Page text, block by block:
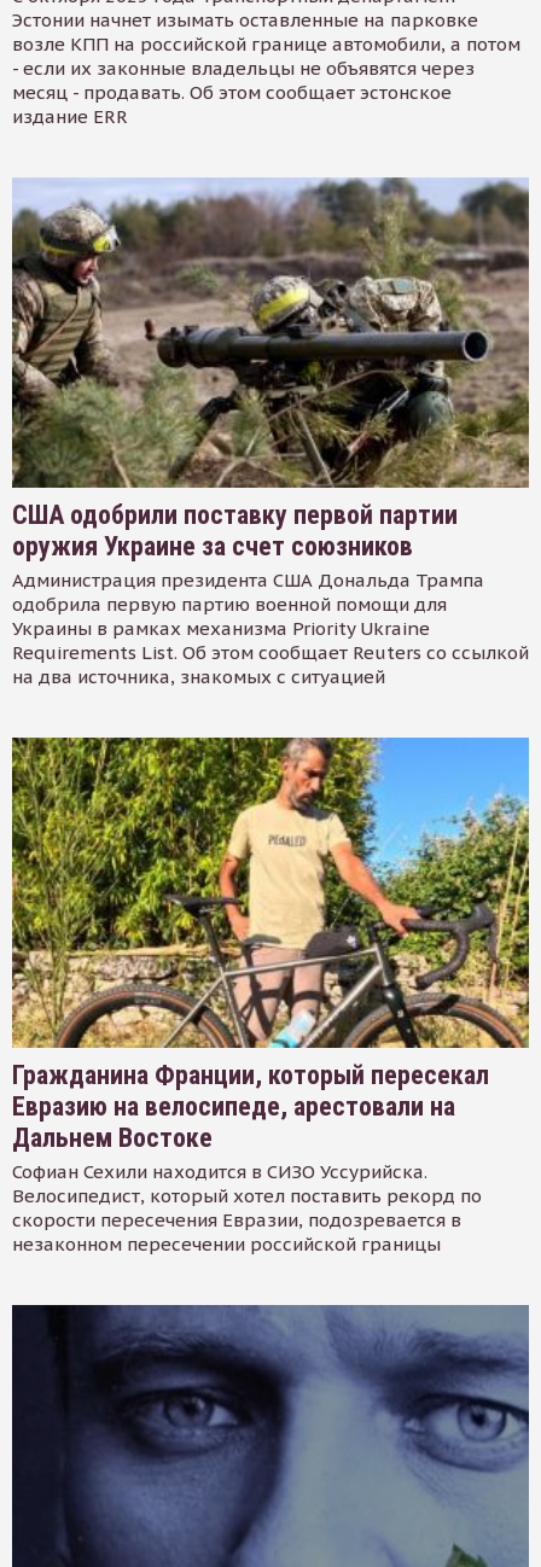
Эстонии начнет изымать оставленные на парковке
возле КПП на российской границе автомобили, а потом
- если их законные владельцы не объявятся через
месяц - продавать. Об этом сообщает эстонское
издание ERR
США одобрили поставку первой партии
оружия Украине за счет союзников
Администрация президента США Дональда Трампа
одобрила первую партию военной помощи для
Украины в рамках механизма Priority Ukraine
Requirements List. Об этом сообщает Reuters со ссылкой
на два источника, знакомых с ситуацией
Гражданина Франции, который пересекал
Евразию на велосипеде, арестовали на
Дальнем Востоке
Софиан Сехили находится в СИЗО Уссурийска.
Велосипедист, который хотел поставить рекорд по
скорости пересечения Евразии, подозревается в
незаконном пересечении российской границы